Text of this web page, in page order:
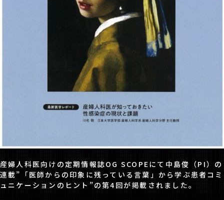
産婦人科医向けの定期情報誌OG SCOPEにて中島俊（PI）の
連載”「医師からの印象に残っている言葉」から学ぶ患者コミ
ュニケーションのヒント”の第4回が掲載されました。